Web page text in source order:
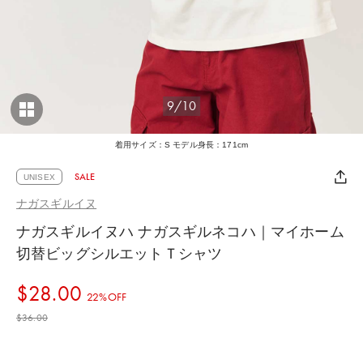
着用サイズ：S モデル身長：171cm
9/10
UNISEX SALE
ナガスギルイヌ
ナガスギルイヌハ ナガスギルネコハ｜マイホーム
切替ビッグシルエットＴシャツ
$‌28.00 22%OFF
$‌36.00